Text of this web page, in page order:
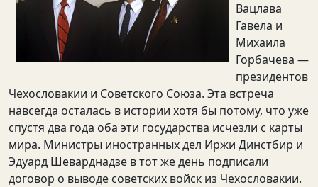
Вацлава
Гавела и
Михаила
Горбачева —
президентов
Чехословакии и Советского Союза. Эта встреча
навсегда осталась в истории хотя бы потому, что уже
спустя два года оба эти государства исчезли с карты
мира. Министры иностранных дел Иржи Динстбир и
Эдуард Шеварднадзе в тот же день подписали
договор о выводе советских войск из Чехословакии.